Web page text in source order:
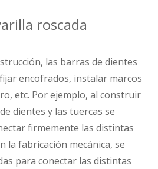
roscada
las barras de dientes
encofrados, instalar marcos
etc. Por ejemplo, al construir
dientes y las tuercas se
firmemente las distintas
la fabricación mecánica, se
para conectar las distintas